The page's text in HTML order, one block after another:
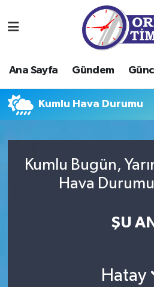
Ana Sayfa Gündem
Kumlu Hava Durumu
Kumlu Bugün,
Hava
ŞU AN
Hatay
Gündem
Güncel
Siyaset
Ordu Nöbetçi Eczaneler
Ordu Hava Durumu
Ordu Namaz Vakitleri
Süper Lig Puan Durumu
Son Dakika Haberleri